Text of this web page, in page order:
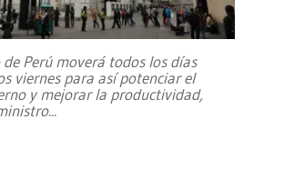
de Perú moverá todos los días
viernes para así potenciar el
y mejorar la productividad,
...